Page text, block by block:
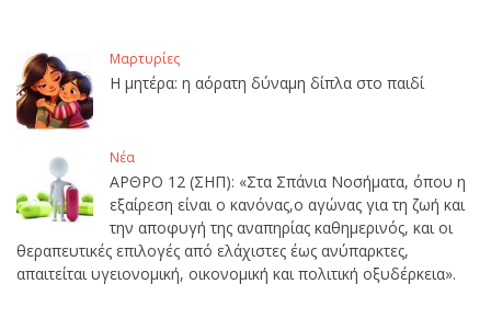
Μαρτυρίες
Η μητέρα: η αόρατη δύναμη δίπλα στο παιδί
Νέα
ΑΡΘΡΟ 12 (ΣΗΠ): «Στα Σπάνια Νοσήματα, όπου η
εξαίρεση είναι ο κανόνας,ο αγώνας για τη ζωή και
την αποφυγή της αναπηρίας καθημερινός, και οι
θεραπευτικές επιλογές από ελάχιστες έως ανύπαρκτες,
απαιτείται υγειονομική, οικονομική και πολιτική οξυδέρκεια».